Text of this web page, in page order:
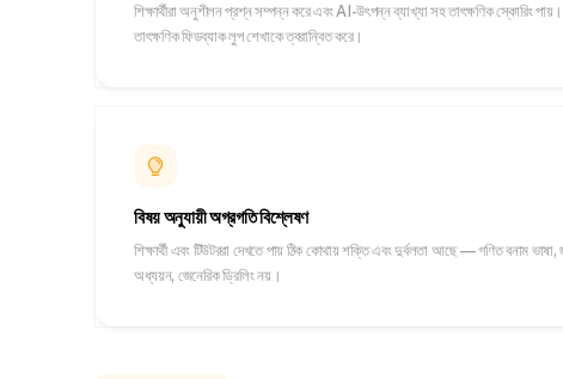
শিক্ষার্থীরা অনুশীলন প্রশ্ন সম্পন্ন করে এবং AI-উৎপন্ন ব্যাখ্যা সহ তাৎক্ষণিক স্কোরিং
তাৎক্ষণিক ফিডব্যাক লুপ শেখাকে ত্বরান্বিত করে।
বিষয় অনুযায়ী অগ্রগতি বিশ্লেষণ
শিক্ষার্থী এবং টিউটররা দেখতে পায় ঠিক কোথায় শক্তি এবং দুর্বলতা আছে — গণিত বনাম ভাষা,
অধ্যয়ন, জেনেরিক ড্রিলিং নয়।